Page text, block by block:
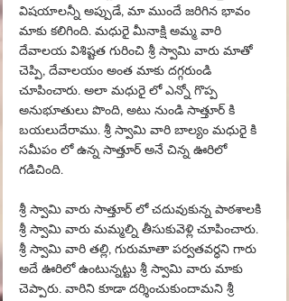
విషయాలన్నీ అప్పుడే, మా ముందే జరిగిన భావం
మాకు కలిగింది. మధురై మీనాక్షి అమ్మ వారి
దేవాలయ విశిష్టత గురించి శ్రీ స్వామి వారు మాతో
చెప్పి, దేవాలయం అంత మాకు దగ్గరుండి
చూపించారు. అలా మధురై లో ఎన్నో గొప్ప
అనుభూతులు పొంది, అటు నుండి సాత్తూర్ కి
బయలుదేరాము. శ్రీ స్వామి వారి బాల్యం మధురై కి
సమీపం లో ఉన్న సాత్తూర్ అనే చిన్న ఊరిలో
గడిచింది.
శ్రీ స్వామి వారు సాత్తూర్ లో చదువుకున్న పాఠశాలకి
శ్రీ స్వామి వారు మమ్మల్ని తీసుకువెళ్లి చూపించారు.
శ్రీ స్వామి వారి తల్లి, గురుమాతా పర్వతవర్ధని గారు
అదే ఊరిలో ఉంటున్నట్టు శ్రీ స్వామి వారు మాకు
చెప్పారు. వారిని కూడా దర్శించుకుందామని శ్రీ